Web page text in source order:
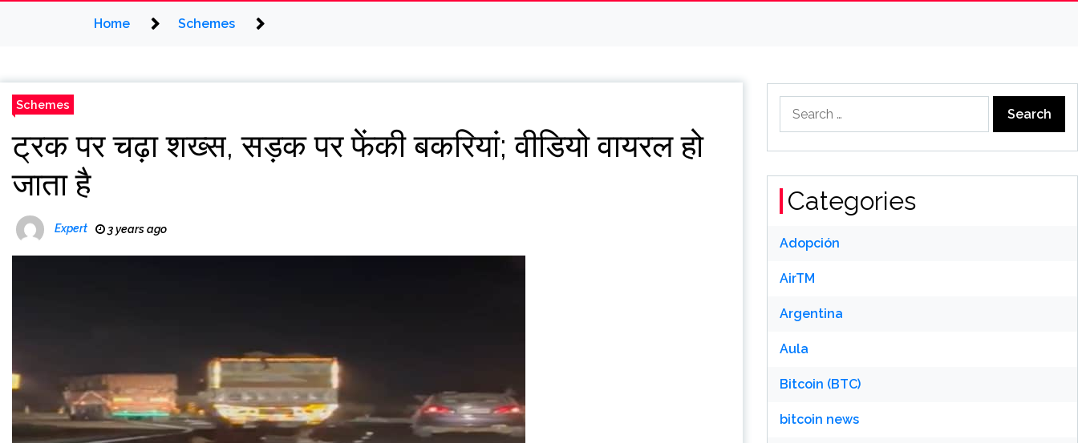
Home Schemes
Schemes
ट्रक पर चढ़ा शख्स, सड़क पर फेंकी बकरियां; वीडियो वायरल हो
जाता है
Expert 3 years ago
for:
Categories
Adopción
AirTM
Argentina
Aula
Bitcoin (BTC)
bitcoin news